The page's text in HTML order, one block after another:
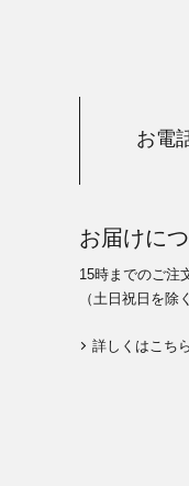
お電
お届けに
15時までのご注
（土日祝日を除
詳しくはこちら